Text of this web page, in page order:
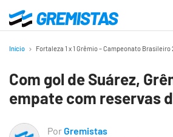
para
principal
Gremistas
Início Fortaleza 1 x 1 Grêmio – Campeonato Brasileiro
Com gol de Suárez,
empate com reservas
PorGremistas